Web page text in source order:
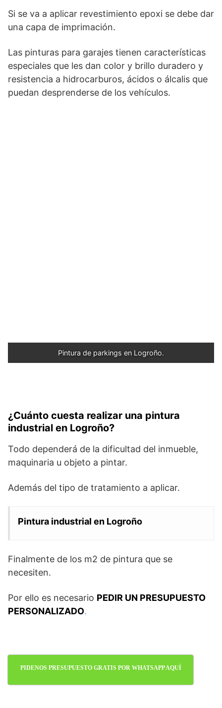
Si se va a aplicar revestimiento epoxi se debe dar
una capa de imprimación.
Las pinturas para garajes tienen características
especiales que les dan color y brillo duradero y
resistencia a hidrocarburos, ácidos o álcalis que
puedan desprenderse de los vehículos.
Pintura de parkings en Logroño.
¿Cuánto cuesta realizar una pintura
industrial en Logroño?
Todo dependerá de la dificultad del inmueble,
maquinaria u objeto a pintar.
Además del tipo de tratamiento a aplicar.
Pintura industrial en Logroño
Finalmente de los m2 de pintura que se
necesiten.
Por ello es necesario PEDIR UN PRESUPUESTO
PERSONALIZADO.
PIDENOS PRESUPUESTO GRATIS POR WHATSAPP AQUÍ